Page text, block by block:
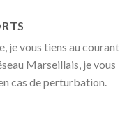
je vous tiens au courant
Marseillais, je vous
cas de perturbation.